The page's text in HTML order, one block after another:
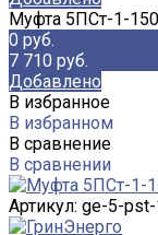
Муфта 5ПСт-1-
0 руб.
7 710 руб.
Добавлено
В избранное
В избранном
В сравнение
В сравнении
Артикул: ge-5-